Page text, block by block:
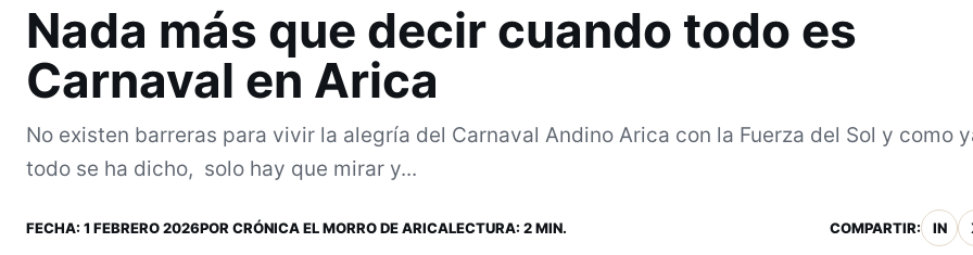
Nada más que decir cuando todo es
Carnaval en Arica
No existen barreras para vivir la alegría del Carnaval Andino Arica con la Fuerza del Sol y como
todo se ha dicho, solo hay que mirar y...
FECHA: 1 FEBRERO 2026POR CRÓNICA EL MORRO DE ARICALECTURA: 2 MIN. COMPARTIR: IN